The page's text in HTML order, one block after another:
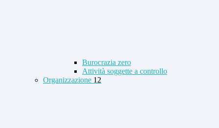
Burocrazia zero
Attività soggette a controllo
Organizzazione 12